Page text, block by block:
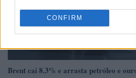
CONFIRM
Brent cai 8.3% e arrasta petróleo e